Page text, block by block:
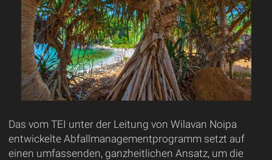
Das vom TEI unter der Leitung von Wilavan Noipa
entwickelte Abfallmanagementprogramm setzt auf
einen umfassenden, ganzheitlichen Ansatz, um die